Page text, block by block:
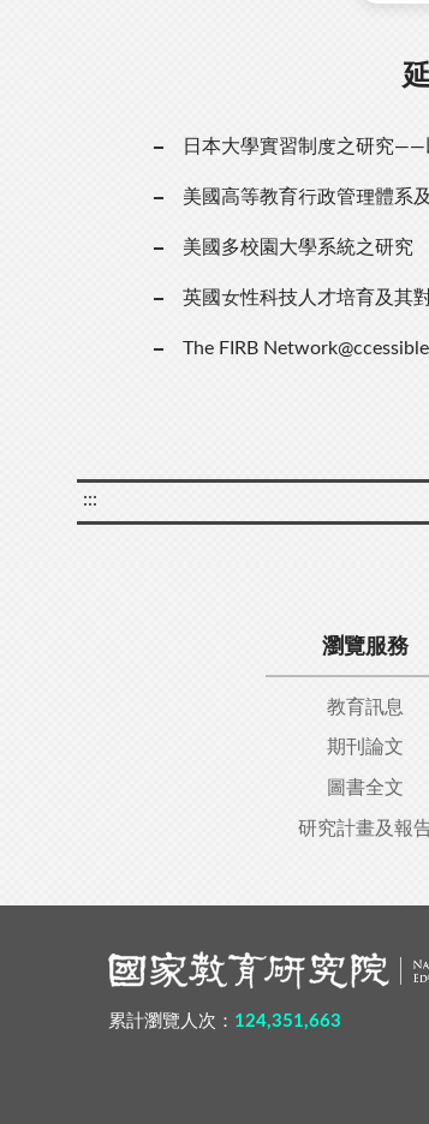
日本大學實習制度之研究——
美國高等教育行政管理體系
美國多校園大學系統之研究
英國女性科技人才培育及其
The FIRB
:::
瀏覽服務
教育訊息
期刊論文
圖書全文
研究計畫及報
累計瀏覽人次： 124,351,663